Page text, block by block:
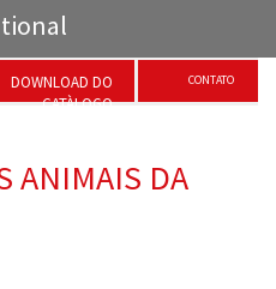
DOWNLOAD DO
CATÀLOGO
CONTATO
ANIMAIS DA